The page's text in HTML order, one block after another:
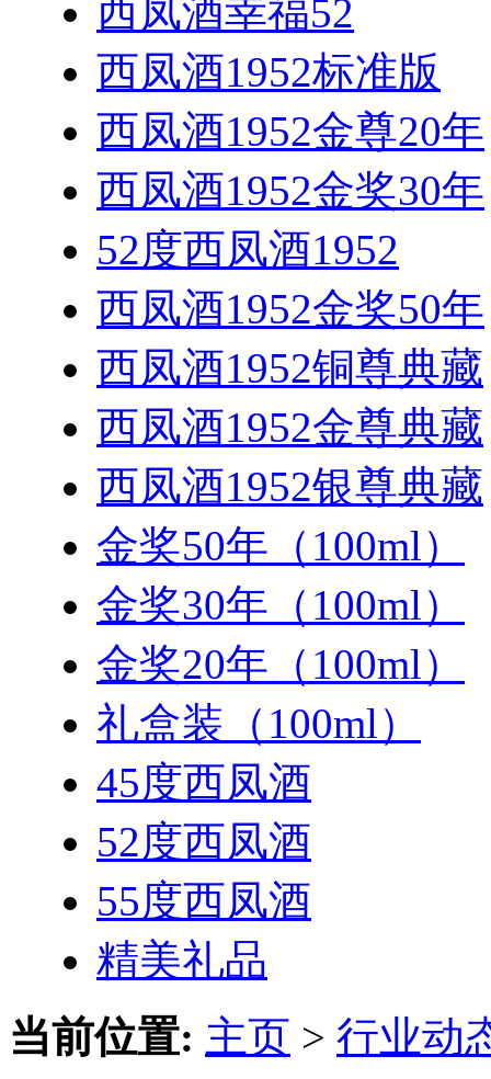
西凤酒幸福52
西凤酒1952标准版
西凤酒1952金尊20年
西凤酒1952金奖30年
52度西凤酒1952
西凤酒1952金奖50年
西凤酒1952铜尊典藏
西凤酒1952金尊典藏
西凤酒1952银尊典藏
金奖50年（100ml）
金奖30年（100ml）
金奖20年（100ml）
礼盒装（100ml）
45度西凤酒
52度西凤酒
55度西凤酒
精美礼品
当前位置: 主页 > 行业动